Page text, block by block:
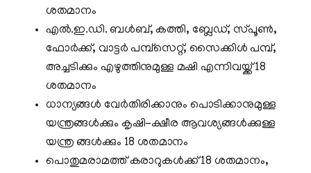
ശതമാനം
എല്‍.ഇ.ഡി. ബൾബ്, കത്തി, ബ്ലേഡ്, സ്പൂണ്‍,
ഫോര്‍ക്ക്, വാട്ടര്‍ പമ്പ്‌സെറ്റ്, സൈക്കിള്‍ പമ്പ്,
അച്ചടിക്കും എഴുത്തിനുമുള്ള മഷി എന്നിവയ്ക്ക് 18
ശതമാനം
ധാന്യങ്ങള്‍ വേര്‍തിരിക്കാനും പൊടിക്കാനുമുള്ള
യന്ത്രങ്ങള്‍ക്കും കൃഷി-ക്ഷീര ആവശ്യങ്ങള്‍ക്കുള്ള
യന്ത്ര ങ്ങള്‍ക്കും 18 ശതമാനം
പൊതുമരാമത്ത് കരാറുകള്‍ക്ക് 18 ശതമാനം,